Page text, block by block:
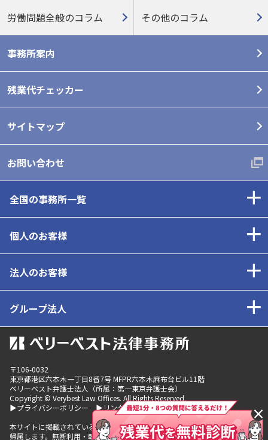
労働問題全般のコラム その他のコラム
事務所案内
残業代チェッカー
サイトマップ
お問い合わせ
全国の事務所一覧
個人のお客様
法人のお客様
グループ法人
〒106-0032
東京都港区六本木一丁目8番7号 MFPR六本木麻布台ビル11階
ベリーベスト弁護士法人（所属：第一東京弁護士会）
Copyright © Verybest Law Offices. All Rights Reserved.
▶プライバシーポリシー
▶リンクポリシー
本サイトに掲載されているコンテンツの著作権は、ベリーベストグループに
帰属します。無断利用・転載を発見した場合は、法的措置を取らせていただ
×